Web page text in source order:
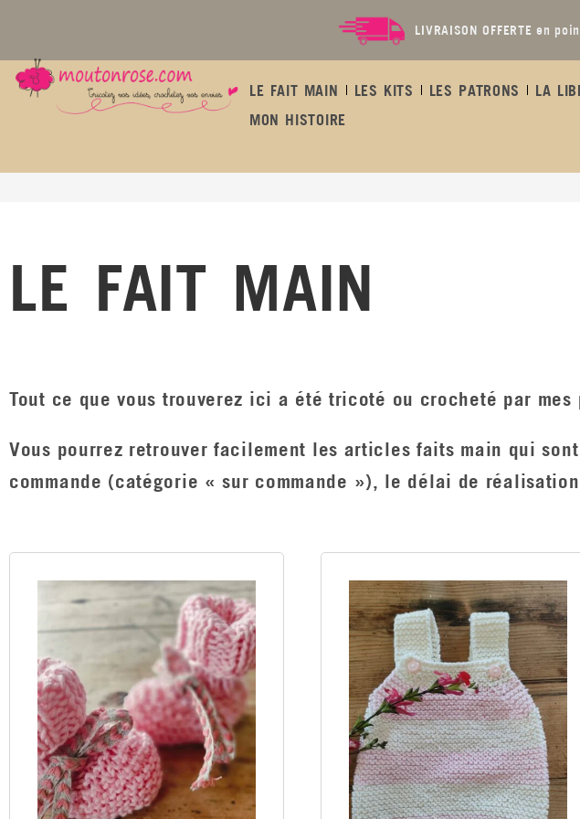
LIVRAISON OFFERTE en
LE FAIT MAIN LES KITS LES PATRONS LA
MON HISTOIRE
LE FAIT MAIN
Tout ce que vous trouverez ici a été tricoté ou crocheté par
Vous pourrez retrouver facilement les articles faits main qui
commande (catégorie « sur commande »), le délai de